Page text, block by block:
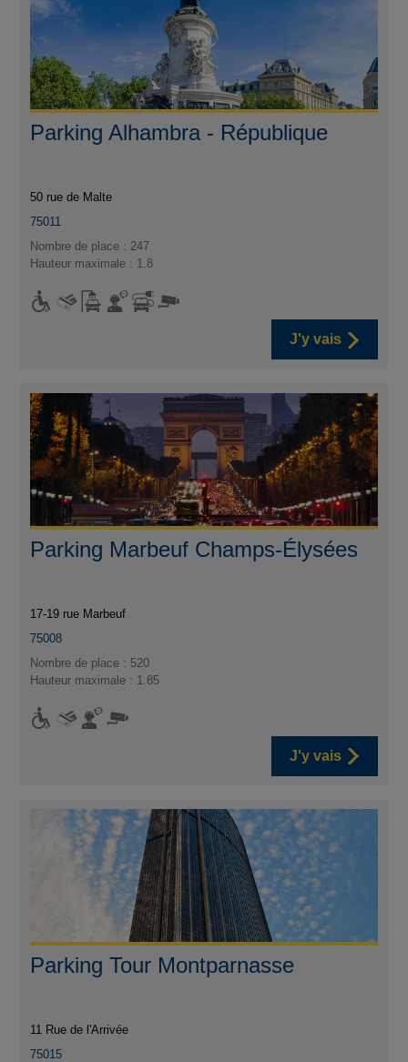
Parking Alhambra - République
50 rue de Malte
75011
Nombre de place : 247
Hauteur maximale : 1.8
J'y vais
Parking Marbeuf Champs-Élysées
17-19 rue Marbeuf
75008
Nombre de place : 520
Hauteur maximale : 1.85
J'y vais
Parking Tour Montparnasse
11 Rue de l'Arrivée
75015